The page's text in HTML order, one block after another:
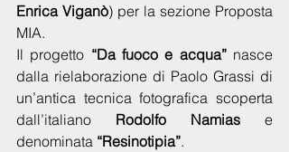
Enrica Viganò) per la sezione Proposta
MIA.
Il progetto “Da fuoco e acqua” nasce
dalla rielaborazione di Paolo Grassi di
un’antica tecnica fotografica scoperta
dall’italiano Rodolfo Namias e
denominata “Resinotipia”.